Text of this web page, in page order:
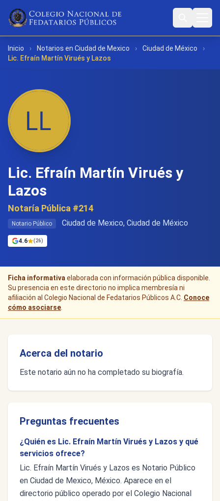
Inicio › Notarios en Ciudad de Mexico › Ciudad de México
›
Lic. Efraín Martín Virués y Lazos
Lic. Efraín Martín Virués y
Lazos
Notaría Pública #214
Notario Público Ciudad de Mexico, Ciudad de México
4.6 (26)
Ficha informativa elaborada con información pública disponible.
Su presencia en este directorio no implica membresía ni
afiliación al Colegio Nacional de Fedatarios Públicos A.C. Conoce
cómo asociarse
Acerca del notario
Este notario aún no ha completado su biografía.
Preguntas frecuentes
¿Quién es Lic. Efraín Martín Virués y Lazos y qué
servicios ofrece?
Lic. Efraín Martín Virués y Lazos es Notario Público
en Ciudad de Mexico, México. Aparece en el
directorio público operado por el Colegio Nacional